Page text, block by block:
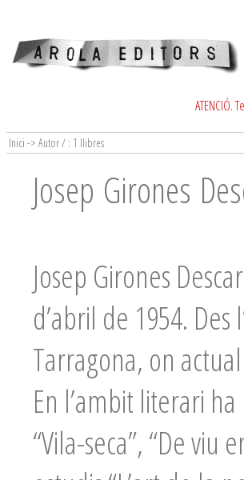
ATENCIÓ.
Inici -> Autor / : 1 llibres
Josep Girones
Josep Girones
d’abril de 1954.
Tarragona, on
En l’ambit literari
“Vila-seca”, “De viu